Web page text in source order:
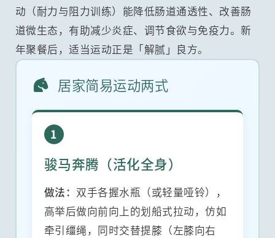
动（耐力与阻力训练）能降低肠道通透性、改善肠
道微生态，有助减少炎症、调节食欲与免疫力。新
年聚餐后，适当运动正是「解腻」良方。
居家简易运动两式
1
骏马奔腾（活化全身）
做法： 双手各握水瓶（或轻量哑铃），
高举后做向前向上的划船式拉动，仿如
牵引缰绳，同时交替提膝（左膝向右